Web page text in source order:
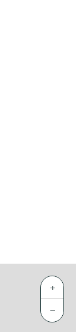
+
−